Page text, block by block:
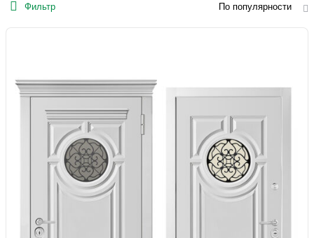
Фильтр По популярности